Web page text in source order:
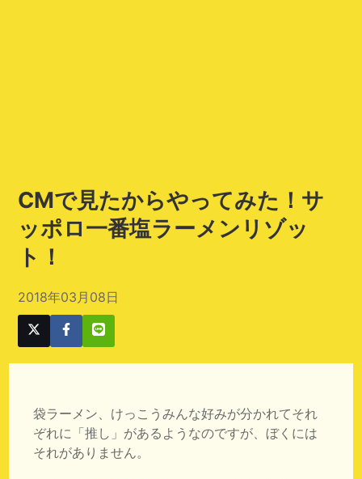
CMで見たからやってみた！サ
ッポロ一番塩ラーメンリゾッ
ト！
2018年03月08日
袋ラーメン、けっこうみんな好みが分かれてそれ
ぞれに「推し」があるようなのですが、ぼくには
それがありません。